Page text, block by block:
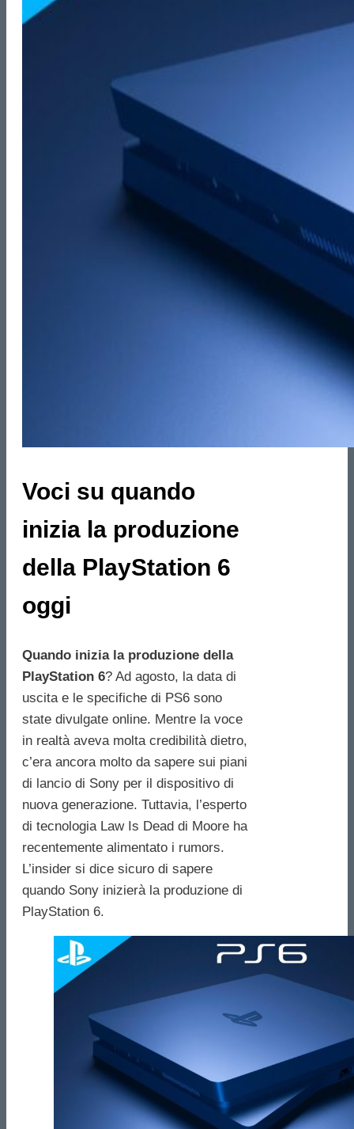
Voci su quando
inizia la produzione
della PlayStation 6
oggi
Quando inizia la produzione della
PlayStation 6? Ad agosto, la data di
uscita e le specifiche di PS6 sono
state divulgate online. Mentre la voce
in realtà aveva molta credibilità dietro,
c’era ancora molto da sapere sui piani
di lancio di Sony per il dispositivo di
nuova generazione. Tuttavia, l’esperto
di tecnologia Law Is Dead di Moore ha
recentemente alimentato i rumors.
L’insider si dice sicuro di sapere
quando Sony inizierà la produzione di
PlayStation 6.